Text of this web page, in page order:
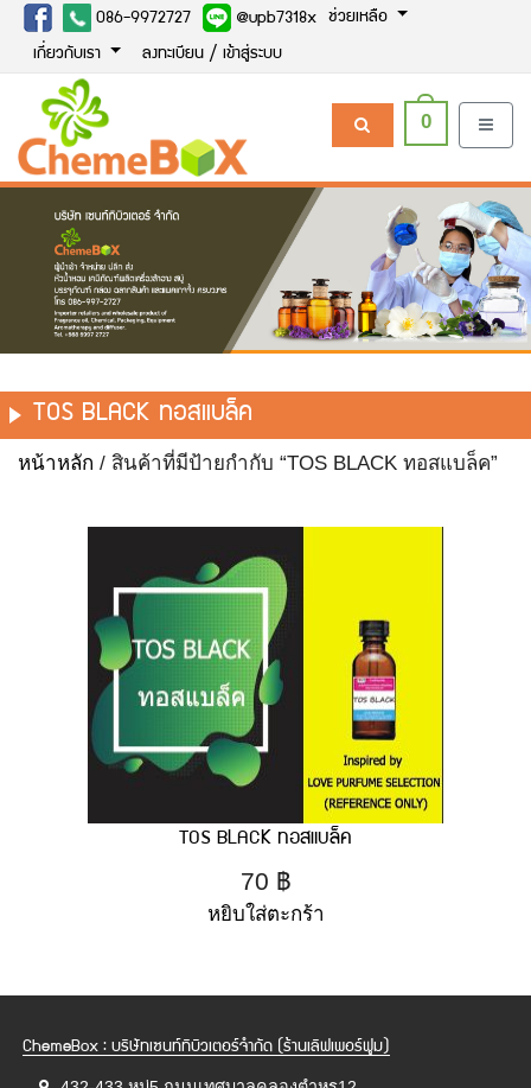
086-9972727 @upb7318x ช่วยเหลือ
เกี่ยวกับเรา ลงทะเบียน / เข้าสู่ระบบ
0
TOS BLACK ทอสแบล็ค
หน้าหลัก / สินค้าที่มีป้ายกำกับ “TOS BLACK ทอสแบล็ค”
TOS BLACK ทอสแบล็ค
70 ฿
หยิบใส่ตะกร้า
ChemeBox : บริษัทเซนท์ทิบิวเตอร์จำกัด (ร้านเลิฟเพอร์ฟูม)